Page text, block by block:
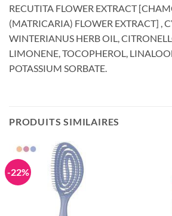
RECUTITA FLOWER EXTRACT
(MATRICARIA) FLOWER EXTRACT] ,
WINTERIANUS HERB OIL,
LIMONENE, TOCOPHEROL,
POTASSIUM SORBATE.
PRODUITS SIMILAIRES
-22%